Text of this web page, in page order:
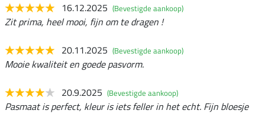
16.12.2025 (Bevestigde aankoop)
Zit prima, heel mooi, fijn om te dragen !
20.11.2025 (Bevestigde aankoop)
Mooie kwaliteit en goede pasvorm.
20.9.2025 (Bevestigde aankoop)
Pasmaat is perfect, kleur is iets feller in het echt. Fijn bloesje